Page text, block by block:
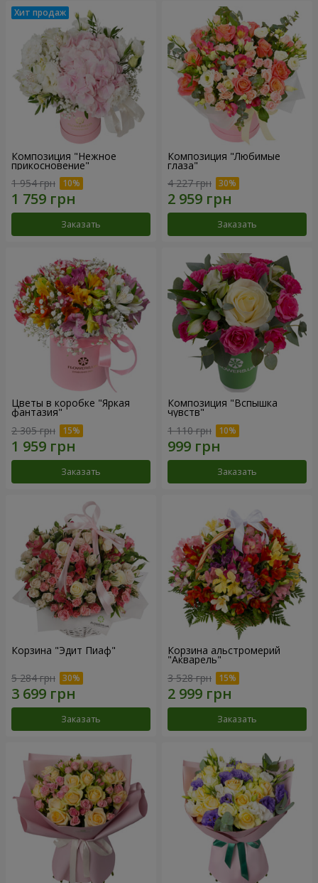
Композиция "Нежное
прикосновение"
1 954 грн
Заказать
Композиция "Любимые
глаза"
4 227 грн
Заказать
Цветы в коробке "Яркая
фантазия"
2 305 грн
Заказать
Композиция "Вспышка
чувств"
1 110 грн
Заказать
Корзина "Эдит Пиаф"
5 284 грн
Заказать
Корзина альстромерий
"Акварель"
3 528 грн
Заказать